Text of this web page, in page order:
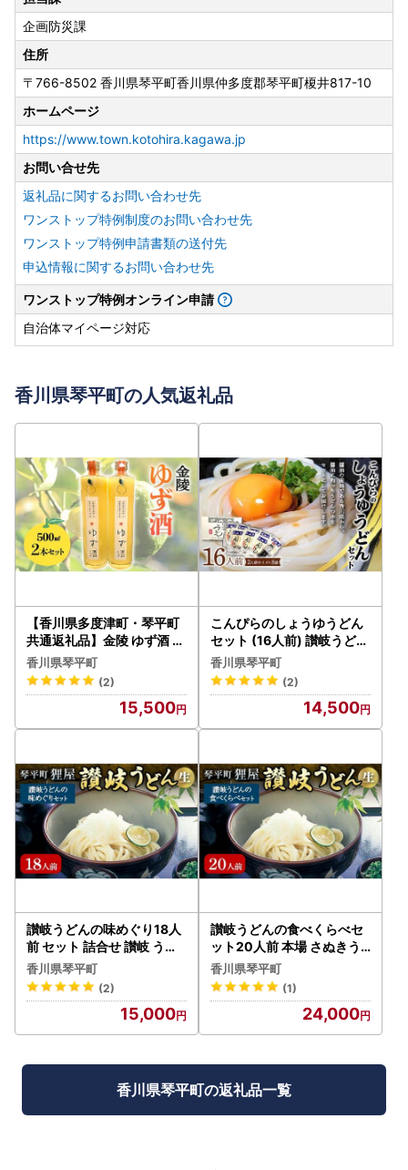
企画防災課
住所
〒766-8502 香川県琴平町香川県仲多度郡琴平町榎井817-10
ホームページ
https://www.town.kotohira.kagawa.jp
お問い合せ先
返礼品に関するお問い合わせ先
ワンストップ特例制度のお問い合わせ先
ワンストップ特例申請書類の送付先
申込情報に関するお問い合わせ先
ワンストップ特例オンライン申請
自治体マイページ対応
香川県琴平町の人気返礼品
【香川県多度津町・琴平町
共通返礼品】金陵 ゆず酒 2
本セット (500ml×2) 地酒
果実酒 リキュール 柚子酒
柚子 ゆず ユズ セット 名産
酒 アルコール ギフト 贈り
物 四国 F5J-956
香川県琴平町
(2)
15,500
こんぴらのしょうゆうどん
セット (16人前) 讃岐うどん
セット 詰合せ 半生 うどん
讃岐 さぬきうどん つゆ付き
しょうゆ つゆ 麺 うどんつ
ゆ 食品 名産品 グルメ 四国
F5J-348
香川県琴平町
(2)
14,500
讃岐うどんの味めぐり18人
前 セット 詰合せ 讃岐 うど
ん 讃岐うどん 本場 さぬき
うどん 生 麺 生麺 釜玉うど
ん ぶっかけうどん 釜揚げ
うどんつゆ つゆ かけつゆ
めんつゆ 生醤油 醤油 食品
香川県琴平町
(2)
15,000
讃岐うどんの食べくらべセ
ット20人前 本場 さぬきう
どん 生 うどん 麺 生麺 食べ
比べ ぶっかけ 釜揚げ つゆ
うどんつゆ かけつゆ 食品
名産品 ギフト 贈り物 四国 F
5J-353
香川県琴平町
(1)
24,000
香川県琴平町の返礼品一覧